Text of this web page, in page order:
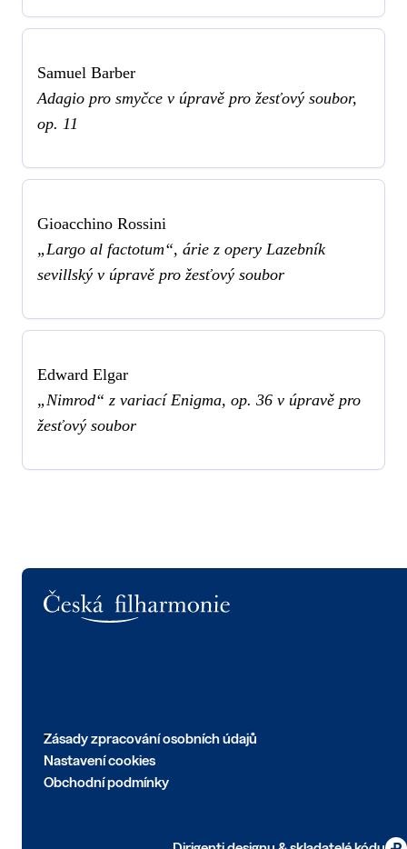
Samuel Barber
Adagio pro smyčce v úpravě pro žesťový soubor,
op. 11
Gioacchino Rossini
„Largo al factotum“, árie z opery Lazebník
sevillský v úpravě pro žesťový soubor
Edward Elgar
„Nimrod“ z variací Enigma, op. 36 v úpravě pro
žesťový soubor
Zásady zpracování osobních údajů
Nastavení cookies
Obchodní podmínky